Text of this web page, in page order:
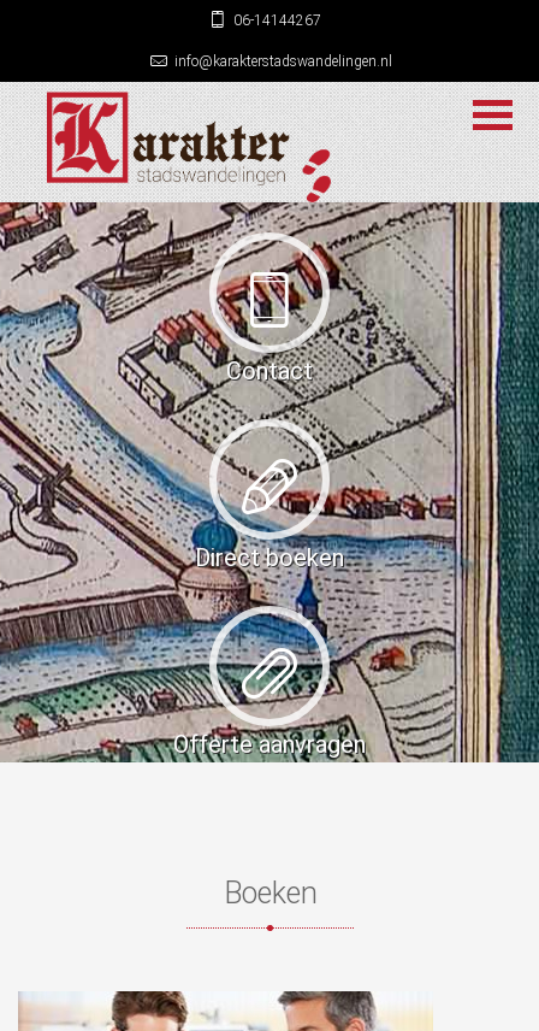
06-14144267
info@karakterstadswandelingen.nl
Contact
Direct boeken
Offerte aanvragen
Boeken